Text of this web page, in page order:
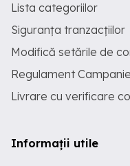
Lista categoriilor
Siguranța tranzacțiilor
Modifică setările de
Regulament Campanie
Livrare cu verificare
Informații utile